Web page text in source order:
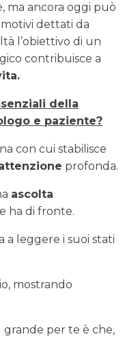
ma ancora oggi può
dettati da
l’obiettivo di un
contribuisce a
della
e paziente?
con cui stabilisce
profonda.
ascolta
ha di fronte.
a leggere i suoi stati
mostrando
grande per te è che,